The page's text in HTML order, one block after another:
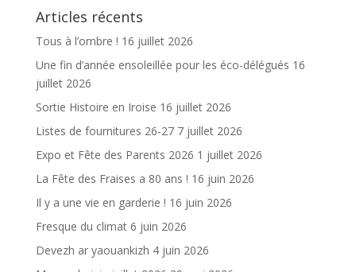
k
Articles récents
Tous à l’ombre ! 16 juillet 2026
Une fin d’année ensoleillée pour les éco-délégués 16
juillet 2026
Sortie Histoire en Iroise 16 juillet 2026
Listes de fournitures 26-27 7 juillet 2026
Expo et Fête des Parents 2026 1 juillet 2026
La Fête des Fraises a 80 ans ! 16 juin 2026
Il y a une vie en garderie ! 16 juin 2026
Fresque du climat 6 juin 2026
Devezh ar yaouankizh 4 juin 2026